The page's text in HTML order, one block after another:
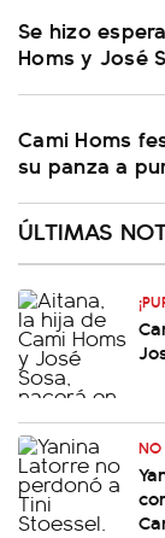
Se hizo
Homs y José
Cami Homs
su panza a
ÚLTIMAS
NO